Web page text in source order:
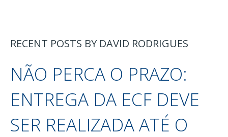
RECENT POSTS BY DAVID RODRIGUES
NÃO PERCA O PRAZO:
ENTREGA DA ECF DEVE
SER REALIZADA ATÉ O